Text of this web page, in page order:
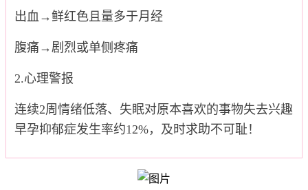
出血→鲜红色且量多于月经
腹痛→剧烈或单侧疼痛
2.心理警报
连续2周情绪低落、失眠对原本喜欢的事物失去兴趣
早孕抑郁症发生率约12%，及时求助不可耻！